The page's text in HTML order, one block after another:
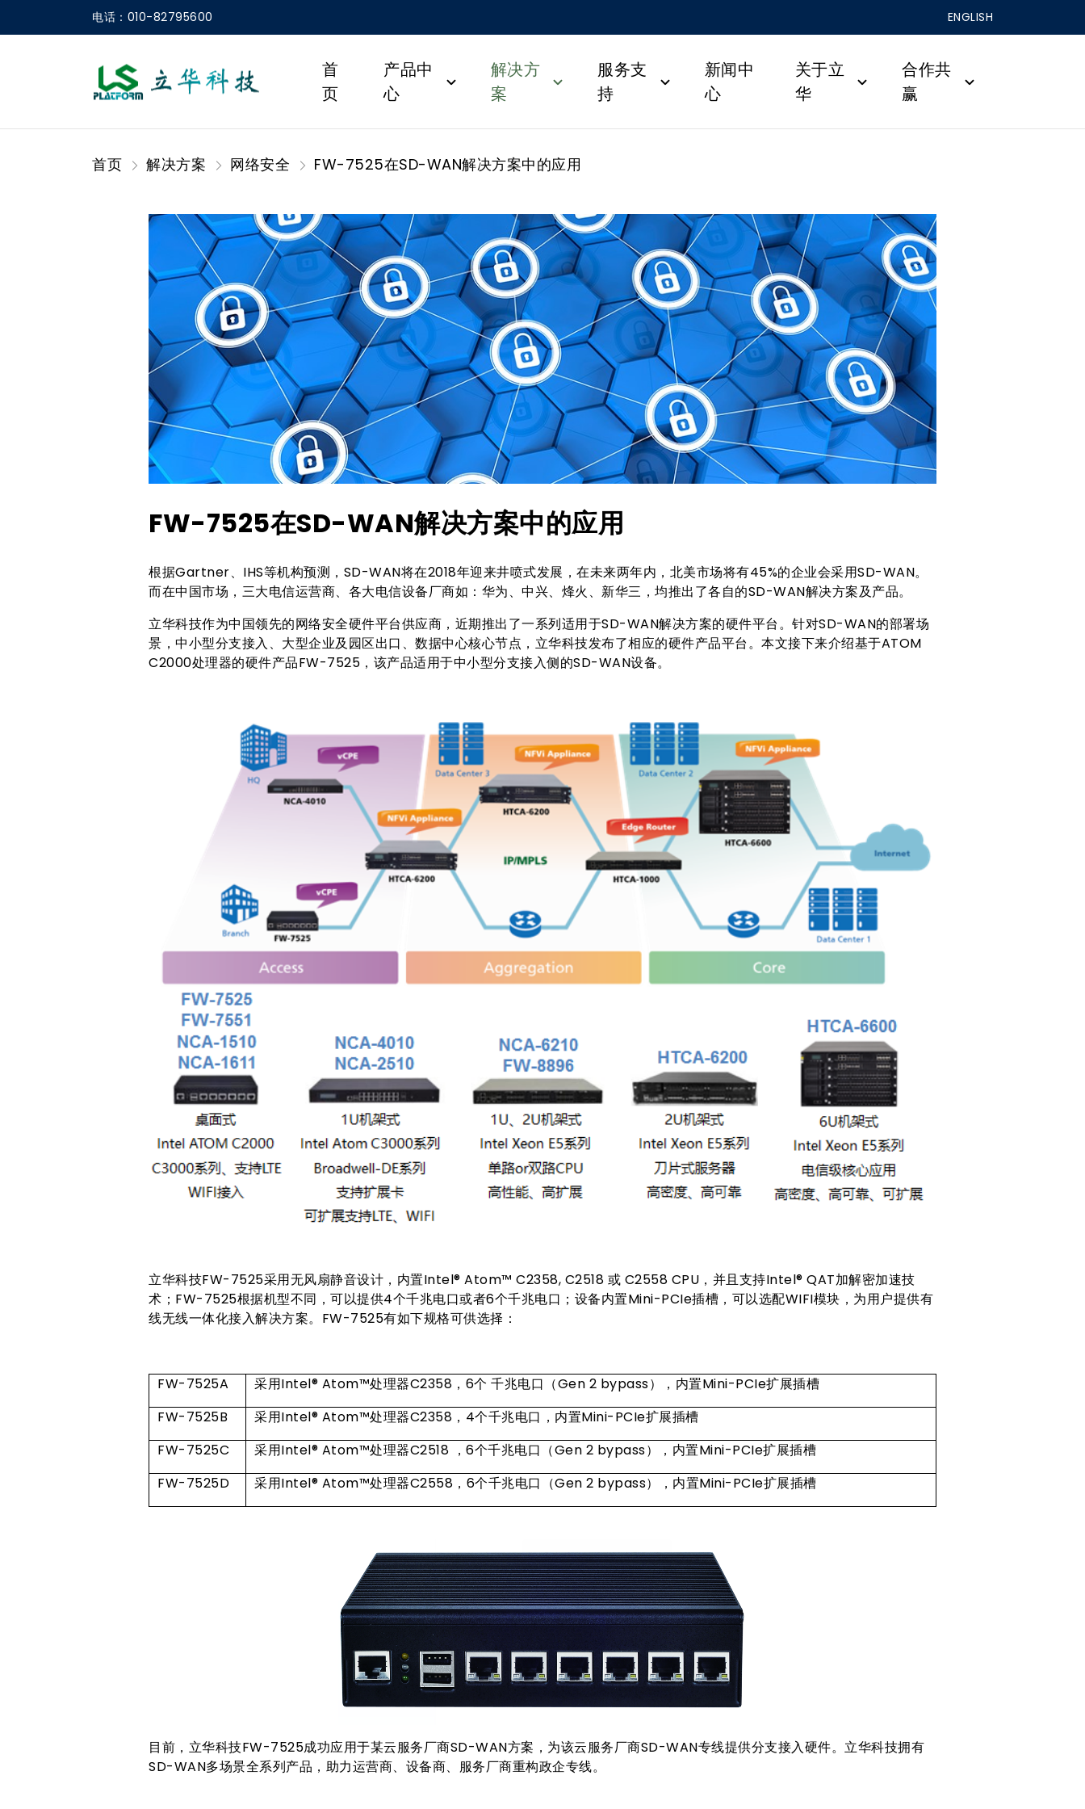
电话：010-82795600 ENGLISH
首
页
产品中
心
解决方
案
服务支
持
新闻中
心
关于立
华
合作共
赢
首页 解决方案 网络安全 FW-7525在SD-WAN解决方案中的应用
FW-7525在SD-WAN解决方案中的应用
根据Gartner、IHS等机构预测，SD-WAN将在2018年迎来井喷式发展，在未来两年内，北美市场将有45%的企业会采用SD-WAN。
而在中国市场，三大电信运营商、各大电信设备厂商如：华为、中兴、烽火、新华三，均推出了各自的SD-WAN解决方案及产品。
立华科技作为中国领先的网络安全硬件平台供应商，近期推出了一系列适用于SD-WAN解决方案的硬件平台。针对SD-WAN的部署场
景，中小型分支接入、大型企业及园区出口、数据中心核心节点，立华科技发布了相应的硬件产品平台。本文接下来介绍基于ATOM
C2000处理器的硬件产品FW-7525，该产品适用于中小型分支接入侧的SD-WAN设备。
立华科技FW-7525采用无风扇静音设计，内置Intel® Atom™ C2358, C2518 或 C2558 CPU，并且支持Intel® QAT加解密加速技
术；FW-7525根据机型不同，可以提供4个千兆电口或者6个千兆电口；设备内置Mini-PCIe插槽，可以选配WIFI模块，为用户提供有
线无线一体化接入解决方案。FW-7525有如下规格可供选择：
FW-7525A
采用Intel® Atom™处理器C2358，6个 千兆电口（Gen 2 bypass），内置Mini-PCIe扩展插槽
FW-7525B
采用Intel® Atom™处理器C2358，4个千兆电口，内置Mini-PCIe扩展插槽
FW-7525C
采用Intel® Atom™处理器C2518 ，6个千兆电口（Gen 2 bypass），内置Mini-PCIe扩展插槽
FW-7525D
采用Intel® Atom™处理器C2558，6个千兆电口（Gen 2 bypass），内置Mini-PCIe扩展插槽
目前，立华科技FW-7525成功应用于某云服务厂商SD-WAN方案，为该云服务厂商SD-WAN专线提供分支接入硬件。立华科技拥有
SD-WAN多场景全系列产品，助力运营商、设备商、服务厂商重构政企专线。